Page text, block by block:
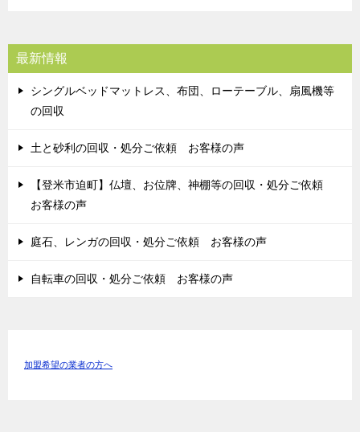
最新情報
シングルベッドマットレス、布団、ローテーブル、扇風機等
の回収
土と砂利の回収・処分ご依頼 お客様の声
【登米市迫町】仏壇、お位牌、神棚等の回収・処分ご依頼
お客様の声
庭石、レンガの回収・処分ご依頼 お客様の声
自転車の回収・処分ご依頼 お客様の声
加盟希望の業者の方へ